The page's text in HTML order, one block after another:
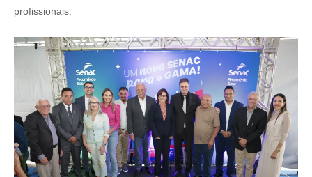
profissionais.